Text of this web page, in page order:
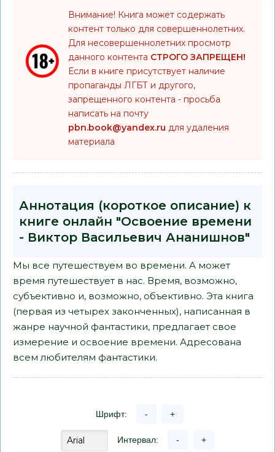
Внимание! Книга может содержать
контент только для совершеннолетних.
Для несовершеннолетних просмотр
данного контента СТРОГО ЗАПРЕЩЕН!
Если в книге присутствует наличие
пропаганды ЛГБТ и другого,
запрещенного контента - просьба
написать на почту
pbn.book@yandex.ru для удаления
материала
Аннотация (короткое описание) к
книге онлайн "Освоение времени
- Виктор Васильевич Ананишнов"
Мы все путешествуем во времени. А может
время путешествует в нас. Время, возможно,
субъективно и, возможно, объективно. Эта книга
(первая из четырех законченных), написанная в
жанре научной фантастики, предлагает свое
измерение и освоение времени. Адресована
всем любителям фантастики.
Шрифт: - +
Интервал: - +